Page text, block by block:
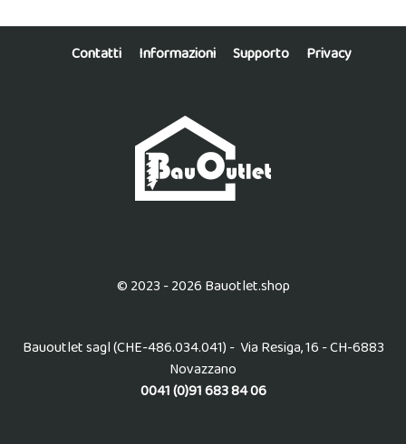
Contatti Informazioni Supporto Privacy
© 2023 - 2026 Bauotlet.shop
Bauoutlet sagl (CHE-486.034.041) - Via Resiga, 16 - CH-6883
Novazzano
0041 (0)91 683 84 06